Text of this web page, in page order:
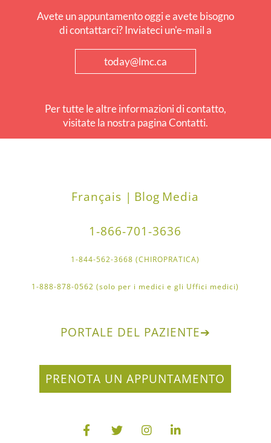
Avete un appuntamento oggi e avete bisogno
di contattarci? Inviateci un'e-mail a
today@lmc.ca
Per tutte le altre informazioni di contatto,
visitate la nostra pagina Contatti.
Français | Blog Media
1-866-701-3636
1-844-562-3668 (CHIROPRATICA)
1-888-878-0562 (solo per i medici e gli Uffici medici)
PORTALE DEL PAZIENTE➔
PRENOTA UN APPUNTAMENTO